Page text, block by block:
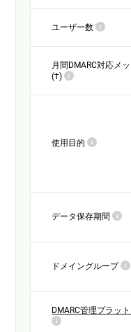
単一のドメイン
DMARCの設定、
となるメール通
すべて
ト
ート体制を持つ成
ユーザー数
月間DMARC対応メ
(†)
使用目的
データ保存期間
ドメイングループ
DMARC管理プラッ